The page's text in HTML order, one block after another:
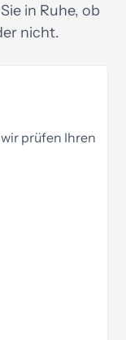
in Ruhe, ob
nicht.
prüfen Ihren